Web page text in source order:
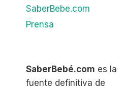
SaberBebe.com
Prensa
SaberBebé.com es la
fuente definitiva de